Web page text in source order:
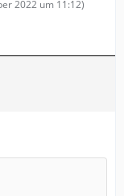
2022 um 11:12)